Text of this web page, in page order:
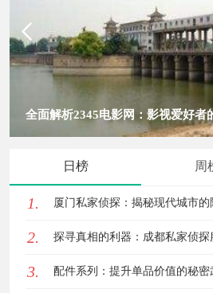
全面解析2345电影网：影视爱好者
日榜 周
1. 厦门私家侦探：揭秘现代城市的
者
2. 探寻真相的利器：成都私家侦探
析
3. 配件系列：提升单品价值的秘密